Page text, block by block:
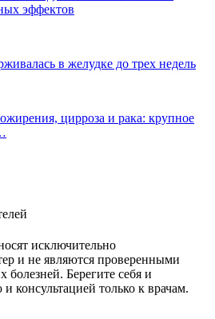
эффектов
в желудке до трех недель
цирроза и рака: крупное
исключительно
и не являются проверенными
болезней. Берегите себя и
консультацией только к врачам.